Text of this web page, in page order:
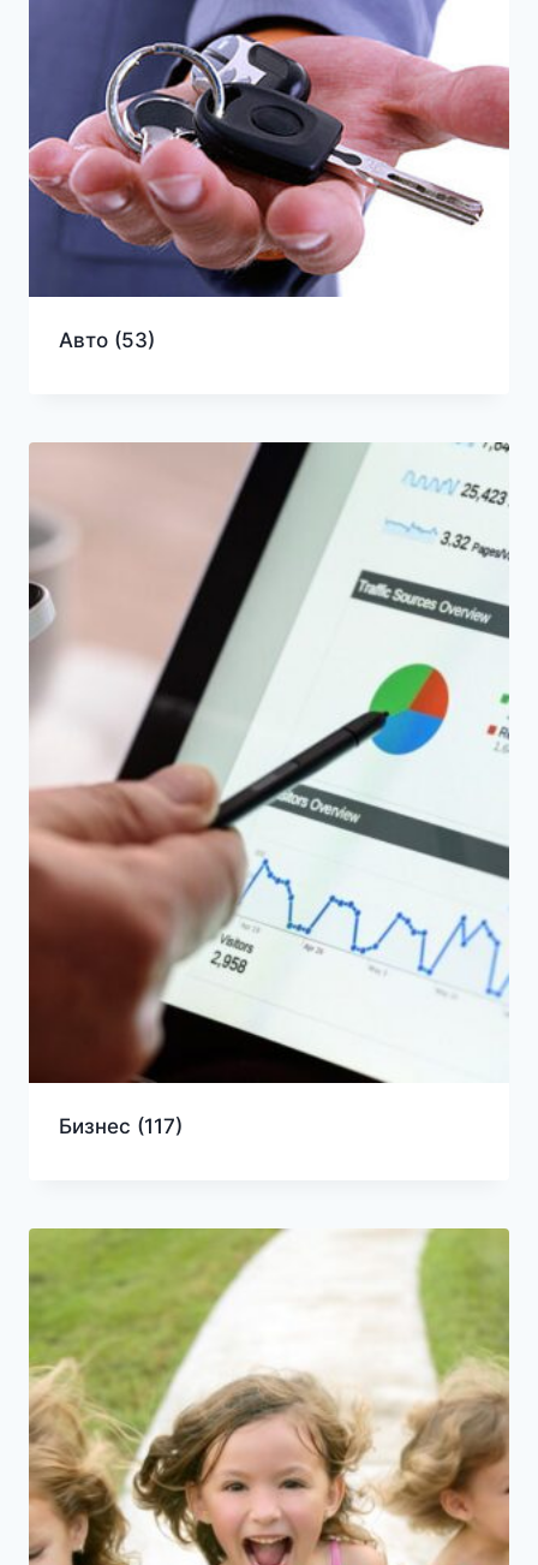
Авто (53)
Бизнес (117)